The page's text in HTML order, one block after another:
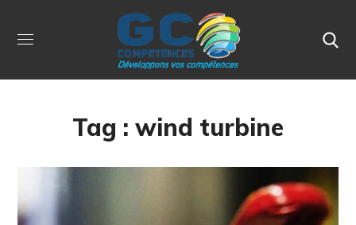
Tag : wind turbine